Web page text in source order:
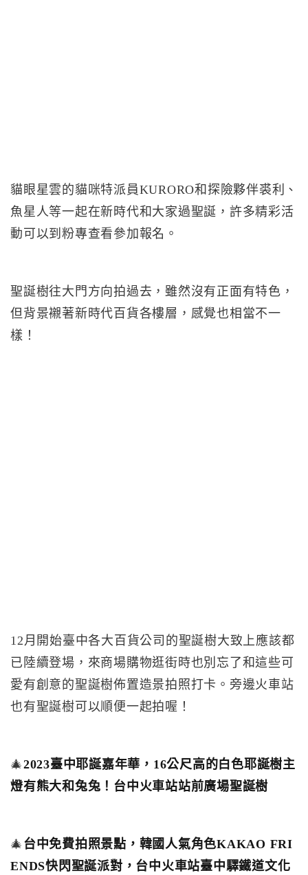
貓眼星雲的貓咪特派員KURORO和探險夥伴裘利、
魚星人等一起在新時代和大家過聖誕，許多精彩活
動可以到粉專查看參加報名。
聖誕樹往大門方向拍過去，雖然沒有正面有特色，
但背景襯著新時代百貨各樓層，感覺也相當不一
樣！
12月開始臺中各大百貨公司的聖誕樹大致上應該都
已陸續登場，來商場購物逛街時也別忘了和這些可
愛有創意的聖誕樹佈置造景拍照打卡。旁邊火車站
也有聖誕樹可以順便一起拍喔！
🎄2023臺中耶誕嘉年華，16公尺高的白色耶誕樹主
燈有熊大和兔兔！台中火車站站前廣場聖誕樹
🎄 台中免費拍照景點，韓國人氣角色KAKAO FRI
ENDS快閃聖誕派對，台中火車站臺中驛鐵道文化